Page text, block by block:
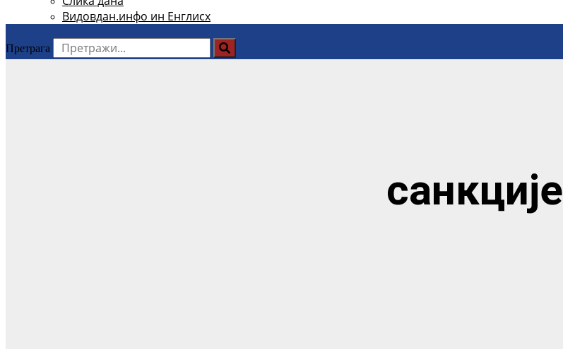
Видовдан.инфо ин Енглисх
Претрага
санкције